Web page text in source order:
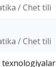
/ Chet tili
/ Chet tili
texnologiyalar